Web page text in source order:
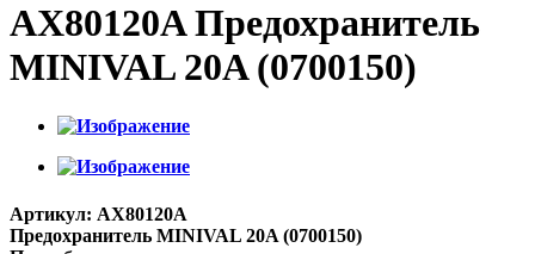
AX80120A Предохранитель
MINIVAL 20A (0700150)
Артикул: AX80120A
Предохранитель MINIVAL 20A (0700150)